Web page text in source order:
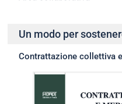
Un modo per
Contrattazione collettiva